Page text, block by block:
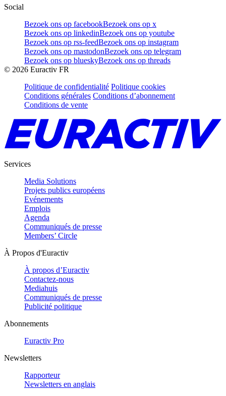
Social
Bezoek ons op facebookBezoek ons op x
Bezoek ons op linkedinBezoek ons op youtube
Bezoek ons op rss-feedBezoek ons op instagram
Bezoek ons op mastodonBezoek ons op telegram
Bezoek ons op blueskyBezoek ons op threads
© 2026 Euractiv FR
Politique de confidentialité Politique cookies
Conditions générales Conditions d’abonnement
Conditions de vente
Services
Media Solutions
Projets publics européens
Evénements
Emplois
Agenda
Communiqués de presse
Members’ Circle
À Propos d'Euractiv
À propos d’Euractiv
Contactez-nous
Mediahuis
Communiqués de presse
Publicité politique
Abonnements
Euractiv Pro
Newsletters
Rapporteur
Newsletters en anglais